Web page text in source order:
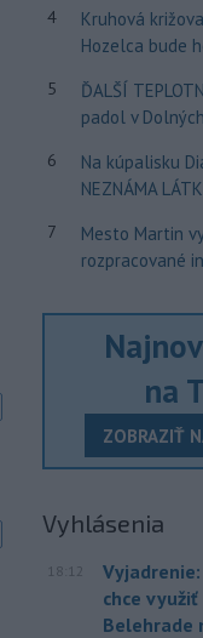
4
Kruhová
Hozelca bude
5
ĎALŠÍ
padol v
6
Na kúpalisku
NEZNÁMA
7
Mesto Martin
rozpracované
na
ZOBRAZIŤ
Vyhlásenia
18:12
chce využiť
Belehrade